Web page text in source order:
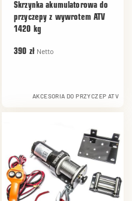
Skrzynka akumulatorowa do
przyczepy z wywrotem ATV
1420 kg
390 zł Netto
AKCESORIA DO PRZYCZEP ATV